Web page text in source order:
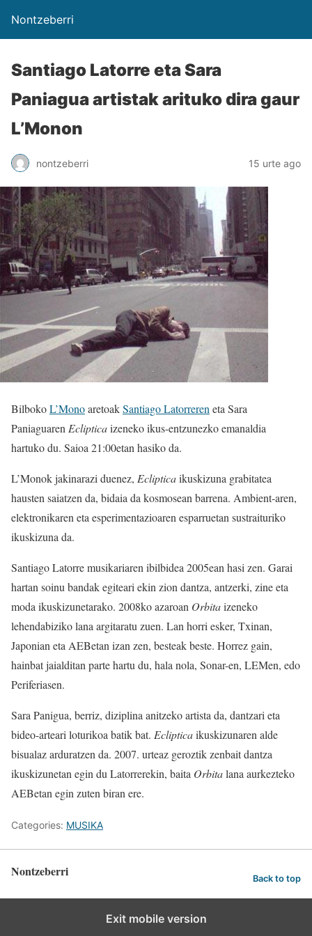
Nontzeberri
Santiago Latorre eta Sara
Paniagua artistak arituko dira gaur
L’Monon
nontzeberri 15 urte ago
BilbokoL’MonoaretoakSantiago Latorreren eta Sara
Paniaguaren Eclipticaizeneko ikus-entzunezko emanaldia
hartuko du. Saioa 21:00etan hasiko da.
L’Monok jakinarazi duenez, Eclipticaikuskizuna grabitatea
hausten saiatzen da, bidaia da kosmosean barrena. Ambient-aren,
elektronikaren eta esperimentazioaren esparruetan sustraituriko
ikuskizuna da.
Santiago Latorre musikariaren ibilbidea 2005ean hasi zen. Garai
hartan soinu bandak egiteari ekin zion dantza, antzerki, zine eta
moda ikuskizunetarako. 2008ko azaroan Orbitaizeneko
lehendabiziko lana argitaratu zuen. Lan horri esker, Txinan,
Japonian eta AEBetan izan zen, besteak beste. Horrez gain,
hainbat jaialditan parte hartu du, hala nola, Sonar-en, LEMen, edo
Periferiasen.
Sara Panigua, berriz, diziplina anitzeko artista da, dantzari eta
bideo-arteari loturikoa batik bat. Eclipticaikuskizunaren alde
bisualaz arduratzen da. 2007. urteaz geroztik zenbait dantza
ikuskizunetan egin du Latorrerekin, baita Orbitalana aurkezteko
AEBetan egin zuten biran ere.
Categories: MUSIKA
Nontzeberri Back to top
Exit mobile version